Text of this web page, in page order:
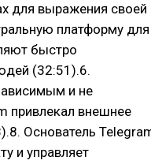
для выражения своей
платформу для
быстро
(32:51).6.
и не
привлекал внешнее
Основатель
и управляет